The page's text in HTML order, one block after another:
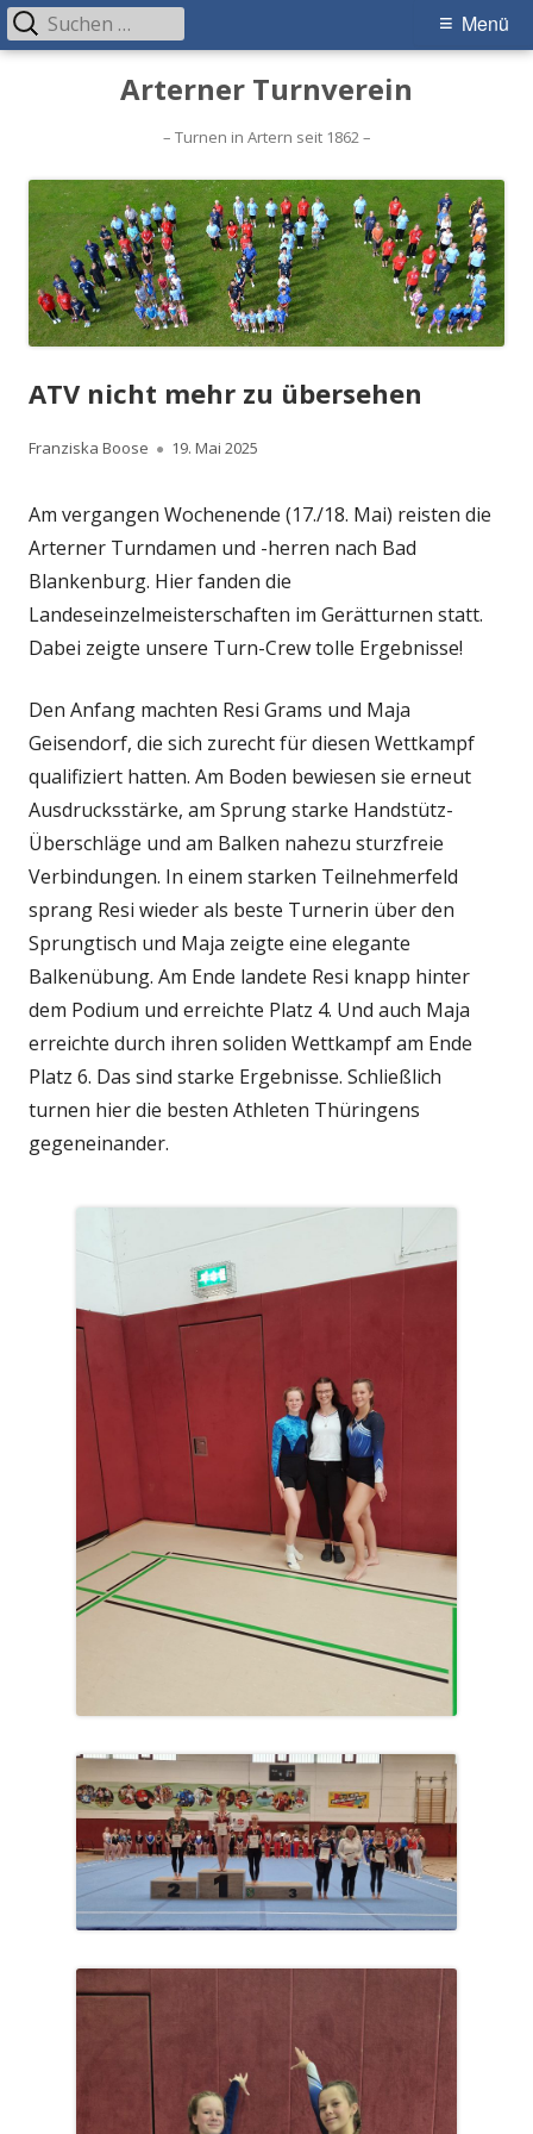
Arterner Turnverein
– Turnen in Artern seit 1862 –
Primäres
Menü
Suchen
nach:
ATV nicht mehr zu übersehen
Autor
Franziska Boose
Veröffentlicht
19. Mai 2025
Am vergangen Wochenende (17./18. Mai) reisten die
Arterner Turndamen und -herren nach Bad
Blankenburg. Hier fanden die
Landeseinzelmeisterschaften im Gerätturnen statt.
Dabei zeigte unsere Turn-Crew tolle Ergebnisse!
Den Anfang machten Resi Grams und Maja
Geisendorf, die sich zurecht für diesen Wettkampf
qualifiziert hatten. Am Boden bewiesen sie erneut
Ausdrucksstärke, am Sprung starke Handstütz-
Überschläge und am Balken nahezu sturzfreie
Verbindungen. In einem starken Teilnehmerfeld
sprang Resi wieder als beste Turnerin über den
Sprungtisch und Maja zeigte eine elegante
Balkenübung. Am Ende landete Resi knapp hinter
dem Podium und erreichte Platz 4. Und auch Maja
erreichte durch ihren soliden Wettkampf am Ende
Platz 6. Das sind starke Ergebnisse. Schließlich
turnen hier die besten Athleten Thüringens
gegeneinander.